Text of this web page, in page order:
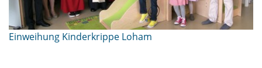
Einweihung Kinderkrippe Loham